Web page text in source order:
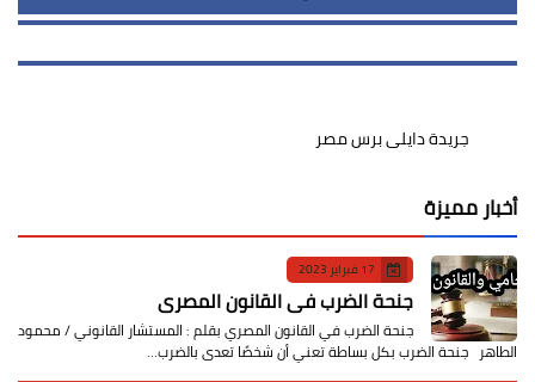
جريدة دايلى برس مصر
أخبار مميزة
17 فبراير 2023
جنحة الضرب في القانون المصري
جنحة الضرب في القانون المصري بقلم : المستشار القانوني / محمود
الطاهر جنحة الضرب بكل بساطة تعني أن شخصًا تعدى بالضرب…